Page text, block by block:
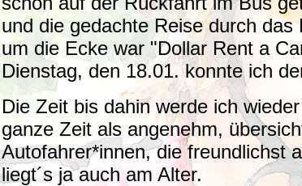
und die gedachte Reise durch
um die Ecke war "Dollar Rent a
Dienstag, den 18.01. konnte ich
Die Zeit bis dahin werde ich
ganze Zeit als angenehm,
Autofahrer*innen, die freundlichst
liegt´s ja auch am Alter.